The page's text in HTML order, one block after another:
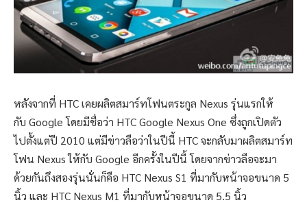
หลังจากที่ HTC เคยผลิตสมาร์ทโฟนตระกูล Nexus รุ่นแรกให้
กับ Google โดยมีชื่อว่า HTC Google Nexus One ซึ่งถูกเปิดตัว
ไปตั้งแต่ปี 2010 แต่มีข่าวลือว่าในปีนี้ HTC จะกลับมาผลิตสมาร์ท
โฟน Nexus ให้กับ Google อีกครั้งในปีนี้ โดยจากข่าวลือจะมา
ด้วยกันถึงสองรุ่นนั่นก็คือ HTC Nexus S1 ที่มากับหน้าจอขนาด 5
นิ้ว และ HTC Nexus M1 ที่มากับหน้าจอขนาด 5.5 นิ้ว